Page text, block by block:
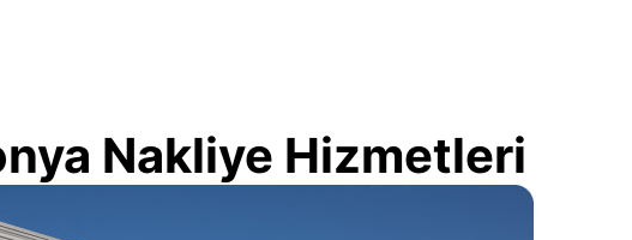
Nakliye Hizmetleri